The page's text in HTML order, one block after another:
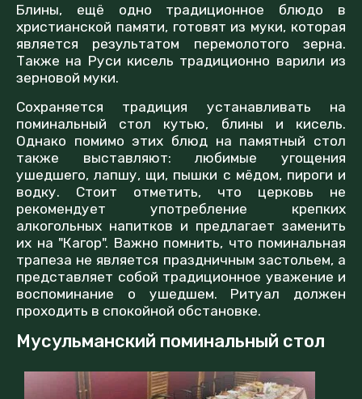
Блины, ещё одно традиционное блюдо в
христианской памяти, готовят из муки, которая
является результатом перемолотого зерна.
Также на Руси кисель традиционно варили из
зерновой муки.
Сохраняется традиция устанавливать на
поминальный стол кутью, блины и кисель.
Однако помимо этих блюд на памятный стол
также выставляют: любимые угощения
ушедшего, лапшу, щи, пышки с мёдом, пироги и
водку. Стоит отметить, что церковь не
рекомендует употребление крепких
алкогольных напитков и предлагает заменить
их на "Кагор". Важно помнить, что поминальная
трапеза не является праздничным застольем, а
представляет собой традиционное уважение и
воспоминание о ушедшем. Ритуал должен
проходить в спокойной обстановке.
Мусульманский поминальный стол